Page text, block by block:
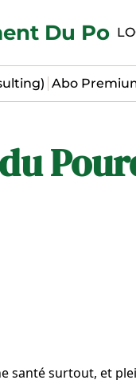
Du
Abo
santé surtout, et